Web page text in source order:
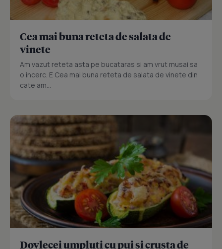
Cea mai buna reteta de salata de
vinete
Am vazut reteta asta pe bucataras si am vrut musai sa
o incerc. E Cea mai buna reteta de salata de vinete din
cate am...
Dovlecei umpluti cu pui si crusta de